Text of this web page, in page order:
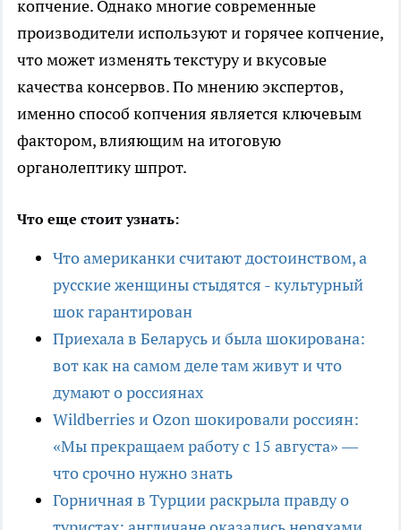
копчение. Однако многие современные
производители используют и горячее копчение,
что может изменять текстуру и вкусовые
качества консервов. По мнению экспертов,
именно способ копчения является ключевым
фактором, влияющим на итоговую
органолептику шпрот.
Что еще стоит узнать:
Что американки считают достоинством, а
русские женщины стыдятся - культурный
шок гарантирован
Приехала в Беларусь и была шокирована:
вот как на самом деле там живут и что
думают о россиянах
Wildberries и Ozon шокировали россиян:
«Мы прекращаем работу с 15 августа» —
что срочно нужно знать
Горничная в Турции раскрыла правду о